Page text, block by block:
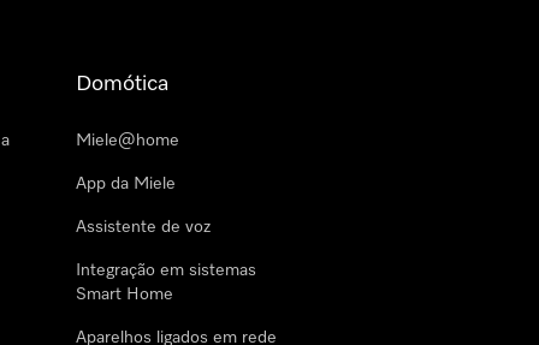
Domótica
Miele@home
App da Miele
Assistente de voz
Integração em sistemas
Smart Home
Aparelhos ligados em rede